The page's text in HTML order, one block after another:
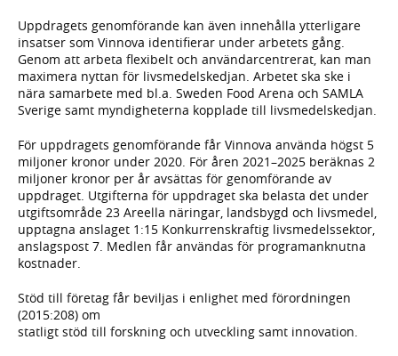
Uppdragets genomförande kan även innehålla ytterligare
insatser som Vinnova identifierar under arbetets gång.
Genom att arbeta flexibelt och användarcentrerat, kan man
maximera nyttan för livsmedelskedjan. Arbetet ska ske i
nära samarbete med bl.a. Sweden Food Arena och SAMLA
Sverige samt myndigheterna kopplade till livsmedelskedjan.
För uppdragets genomförande får Vinnova använda högst 5
miljoner kronor under 2020. För åren 2021–2025 beräknas 2
miljoner kronor per år avsättas för genomförande av
uppdraget. Utgifterna för uppdraget ska belasta det under
utgiftsområde 23 Areella näringar, landsbygd och livsmedel,
upptagna anslaget 1:15 Konkurrenskraftig livsmedelssektor,
anslagspost 7. Medlen får användas för programanknutna
kostnader.
Stöd till företag får beviljas i enlighet med förordningen
(2015:208) om
statligt stöd till forskning och utveckling samt innovation.